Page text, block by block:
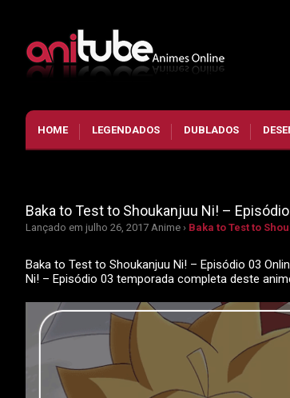
HOME LEGENDADOS DUBLADOS
Baka to Test to Shoukanjuu Ni! –
Lançado em julho 26, 2017 Anime › Baka to Test to
Baka to Test to Shoukanjuu Ni! – Episódio 03
Ni! – Episódio 03 temporada completa deste